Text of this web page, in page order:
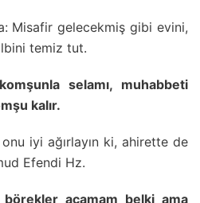
Misafir gelecekmiş gibi evini,
temiz tut.
selamı, muhabbeti
kalır.
iyi ağırlayın ki, ahirette de
Efendi Hz.
açamam belki ama